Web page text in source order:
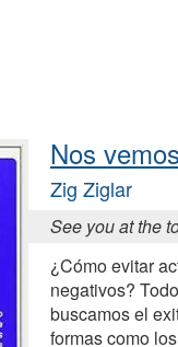
Nos
Zig Ziglar
See you at the
¿Cómo evitar
negativos?
buscamos el
formas como